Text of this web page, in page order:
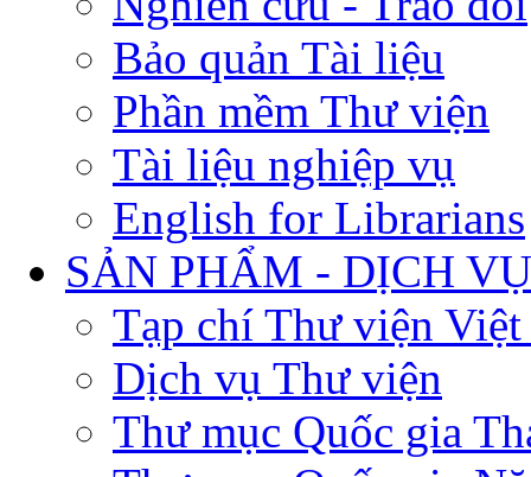
Bảo quản Tài liệu
Phần mềm Thư viện
Tài liệu nghiệp vụ
English for Librarians
SẢN PHẨM - DỊCH VỤ
Tạp chí Thư viện Việt
Dịch vụ Thư viện
Thư mục Quốc gia